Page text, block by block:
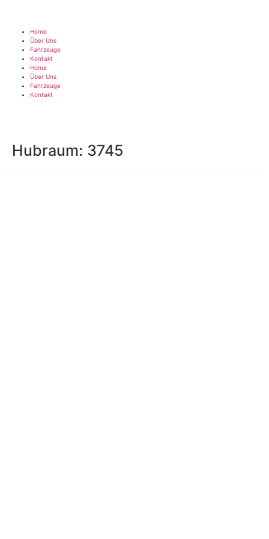
Home
Über Uns
Fahrzeuge
Kontakt
Home
Über Uns
Fahrzeuge
Kontakt
Hubraum: 3745